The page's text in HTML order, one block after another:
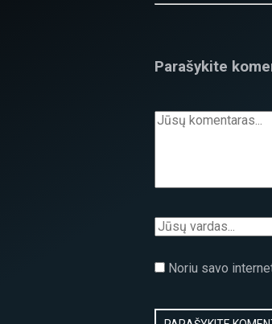
Parašykite
Noriu savo